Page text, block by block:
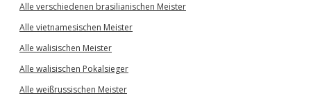
Alle verschiedenen brasilianischen Meister
Alle vietnamesischen Meister
Alle walisischen Meister
Alle walisischen Pokalsieger
Alle weißrussischen Meister